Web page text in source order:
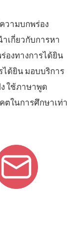
วามบกพร่อง
เกี่ยวกับการหา
องทางการได้ยิน
ด้ยิน มอบบริการ
ใช้ภาษาพูด
ตในการศึกษาเท่า